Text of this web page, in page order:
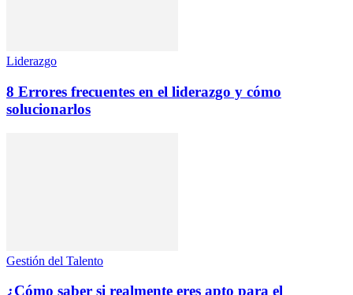
Liderazgo
8 Errores frecuentes en el liderazgo y cómo
solucionarlos
Gestión del Talento
¿Cómo saber si realmente eres apto para el